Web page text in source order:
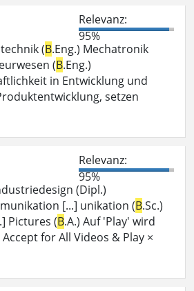
Relevanz:
95%
(B.Eng.) Mechatronik
(B.Eng.)
in Entwicklung und
setzen
Relevanz:
95%
(Dipl.)
[...] unikation (B.Sc.)
Pictures (B.A.) Auf 'Play' wird
for All Videos & Play ×